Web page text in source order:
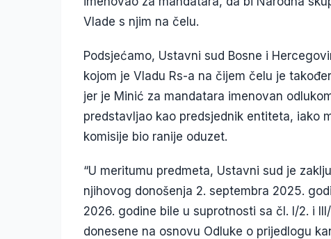
Vlade s njim na čelu.
Podsjećamo, Ustavni sud Bosne i
kojom je Vladu Rs-a na čijem čelu je
jer je Minić za mandatara imenovan
predstavljao kao predsjednik entiteta, iako
komisije bio ranije oduzet.
“U meritumu predmeta, Ustavni sud je
njihovog donošenja 2. septembra 2025.
2026. godine bile u suprotnosti sa čl. I/2. i
donesene na osnovu Odluke o prijedlogu